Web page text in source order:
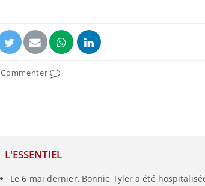
Commenter
L'ESSENTIEL
Le 6 mai dernier, Bonnie Tyler a été
de protéines pourrait